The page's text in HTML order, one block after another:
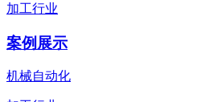
加工行业
案例展示
机械自动化